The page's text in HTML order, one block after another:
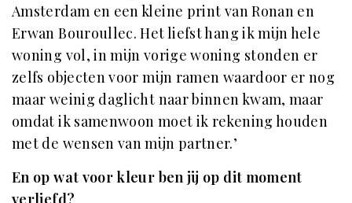
Amsterdam en een kleine print van Ronan en
Erwan Bouroullec. Het liefst hang ik mijn hele
woning vol, in mijn vorige woning stonden er
zelfs objecten voor mijn ramen waardoor er nog
maar weinig daglicht naar binnen kwam, maar
omdat ik samenwoon moet ik rekening houden
met de wensen van mijn partner.’
En op wat voor kleur ben jij op dit moment
verliefd?